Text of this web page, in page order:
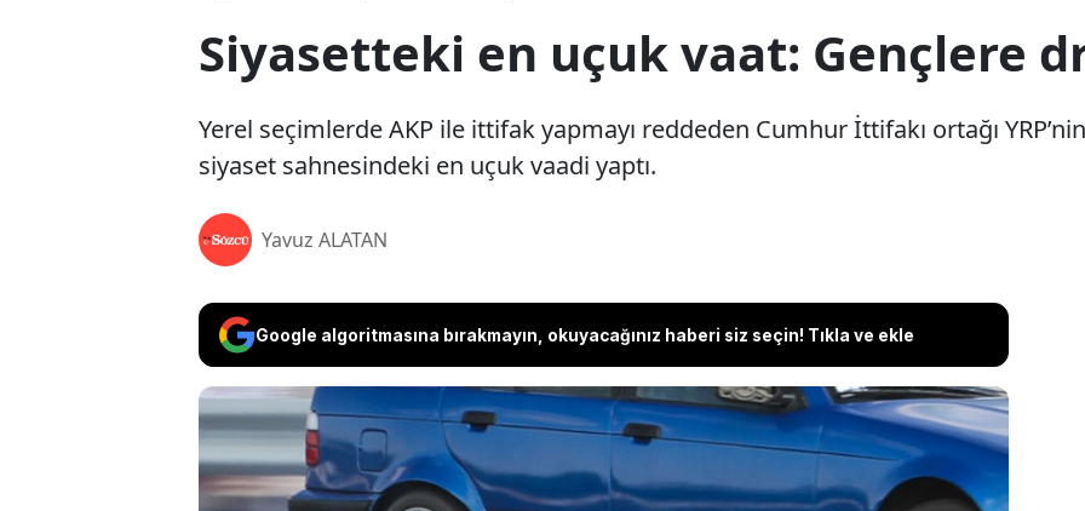
Siyasetteki en uçuk vaat: Gençlere
Yerel seçimlerde AKP ile ittifak yapmayı reddeden Cumhur İttifakı ortağı
siyaset sahnesindeki en uçuk vaadi yaptı.
Yavuz ALATAN
Google algoritmasına bırakmayın, okuyacağınız haberi siz seçin! Tıkla ve ekle